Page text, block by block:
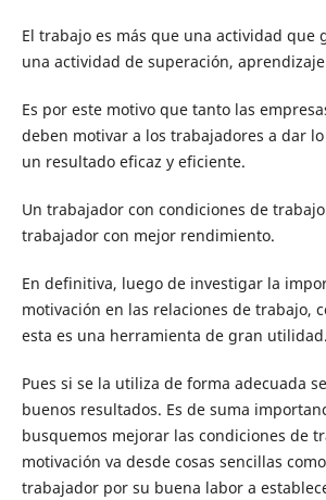
El trabajo es más que una actividad que
una actividad de superación,
Es por este motivo que tanto las
deben motivar a los trabajadores a dar
un resultado eficaz y eficiente.
Un trabajador con condiciones de
trabajador con mejor rendimiento.
En definitiva, luego de investigar la
motivación en las relaciones de trabajo,
esta es una herramienta de gran utilidad.
Pues si se la utiliza de forma adecuada
buenos resultados. Es de suma
busquemos mejorar las condiciones de
motivación va desde cosas sencillas
trabajador por su buena labor a